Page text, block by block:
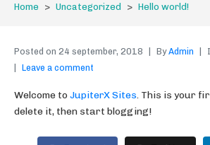
Home Uncategorized Hello world!
Posted on 24 september, 2018 ByAdmin
Leave a comment
Welcome to JupiterX Sites. This is your
delete it, then start blogging!